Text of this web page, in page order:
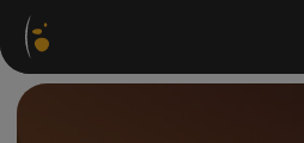
Paquetes
de
software